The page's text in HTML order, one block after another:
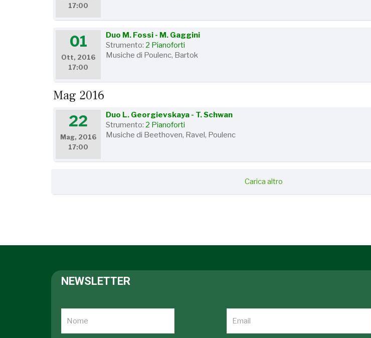
17:00
01
Ott, 2016
17:00
Duo M. Fossi - M. Gaggini
Strumento: 2 Pianoforti
Musiche di Poulenc, Bartok
Mag 2016
22
Mag, 2016
17:00
Duo L. Georgievskaya - T. Schwan
Strumento: 2 Pianoforti
Musiche di Beethoven, Ravel, Poulenc
Carica altro
NEWSLETTER